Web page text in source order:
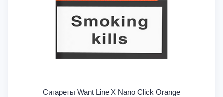
Сигареты Want Line X Nano Click Orange